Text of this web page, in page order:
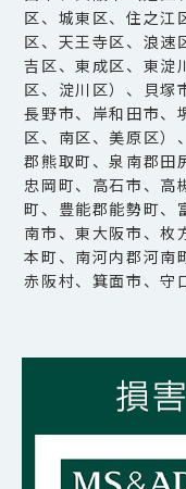
区、城東区、住之江
区、天王寺区、浪速
吉区、東成区、東淀
区、淀川区）、貝塚
長野市、岸和田市、
区、南区、美原区）
郡熊取町、泉南郡田
忠岡町、高石市、高
町、豊能郡能勢町、
南市、東大阪市、枚
本町、南河内郡河南
赤阪村、箕面市、守